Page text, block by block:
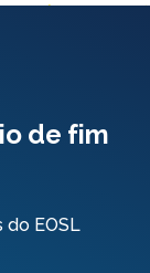
de fim
do EOSL